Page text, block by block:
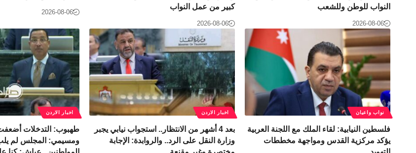
النواب للوطن وللشعب
2026-08-06
كبير من عمل النواب
2026-08-06
2026-08-06
نواب واعيان
فلسطين النيابية: لقاء الملك مع اللجنة العربية
يؤكد مركزية القدس ومواجهة مخططات
اخبار الاردن
بعد 4 أشهر من الانتظار.. استجواب نيابي يجبر
وزارة النقل على الرد.. والروابدة: الإجابة
اخبار الاردن
طهبوب: التدخلات أضعفت
ومسيمي: المجلس لم